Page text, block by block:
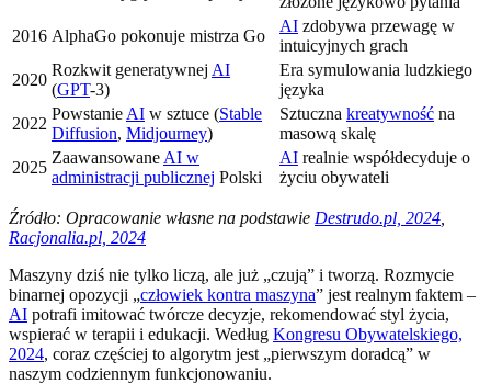
2016 AlphaGo pokonuje mistrza Go
AI zdobywa przewagę w
intuicyjnych grach
2020
Rozkwit generatywnej AI
(GPT-3)
Era symulowania ludzkiego
języka
2022
Powstanie AI w sztuce (Stable
Diffusion, Midjourney)
Sztuczna kreatywność na
masową skalę
2025
Zaawansowane AI w
administracji publicznej Polski
AI realnie współdecyduje o
życiu obywateli
Źródło: Opracowanie własne na podstawie Destrudo.pl, 2024
Racjonalia.pl, 2024
Maszyny dziś nie tylko liczą, ale już „czują” i tworzą. Rozmycie
binarnej opozycji „człowiek kontra maszyna” jest realnym faktem –
AI potrafi imitować twórcze decyzje, rekomendować styl życia,
wspierać w terapii i edukacji. Według Kongresu Obywatelskiego,
2024, coraz częściej to algorytm jest „pierwszym doradcą” w
naszym codziennym funkcjonowaniu.